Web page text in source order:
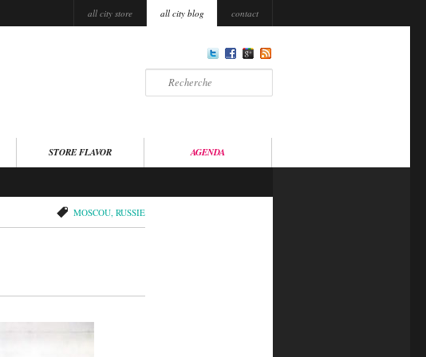
all city store all city blog contact
STORE FLAVOR AGENDA
MOSCOU RUSSIE